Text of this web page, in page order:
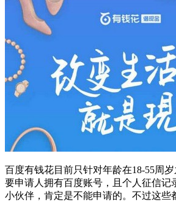
百度有钱花目前只针对年龄在18-55周
要申请人拥有百度账号，且个人征信记
小伙伴，肯定是不能申请的。不过这些